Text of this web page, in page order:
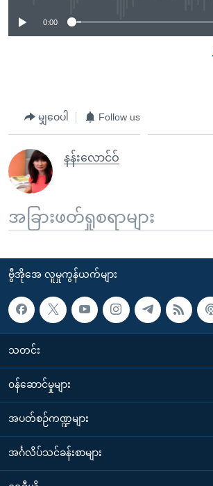
0:00
မျှဝေပါ Follow us
နန်းလောင်ဝ်
အခြားဖတ်ရှုစရာများ
ဗွီအိုအေ လူမှုကွန်ယက်များ
သတင်း
၀န်ဆောင်မှုများ
အပတ်စဉ်ကဏ္ဍများ
အင်္ဂလိပ်သင်ခန်းစာများ